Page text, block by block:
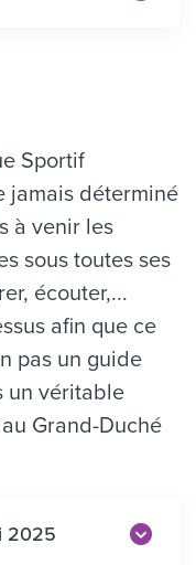
Sportif
jamais déterminé
à venir les
sous toutes ses
écouter,...
afin que ce
pas un guide
un véritable
Grand-Duché
2025